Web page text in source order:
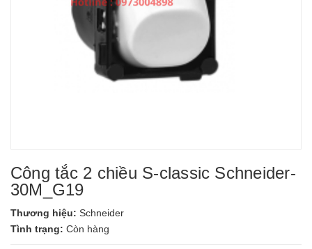
Công tắc 2 chiều S-classic Schneider-
30M_G19
Thương hiệu: Schneider
Tình trạng: Còn hàng